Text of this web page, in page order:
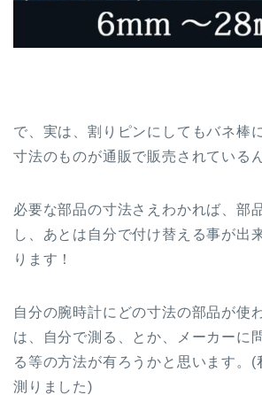
で、実は、割りピンにしてもバネ棒
寸法のものが通販で販売されている
必要な部品の寸法さえわかれば、部
し、あとは自分で付け替える事が出
ります！
自分の腕時計にどの寸法の部品が使
は、自分で測る、とか、メーカーに
る等の方法が有ろうかと思います。(
測りました)